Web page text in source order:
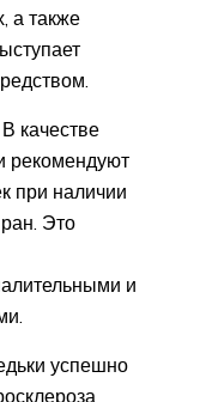
а также
качестве
рекомендуют
при наличии
Это
и
успешно